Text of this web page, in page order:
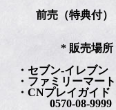
前売（特典付）
当日（入
* 販売場所
・セブン‐イレブン
・ファミリーマー
・CNプレイガイド
0570-08-9999